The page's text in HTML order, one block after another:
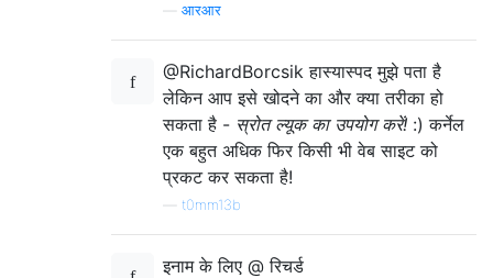
आरआर
@RichardBorcsik हास्यास्पद मुझे पता है
लेकिन आप इसे खोदने का और क्या तरीका हो
सकता है - स्रोत ल्यूक का उपयोग करें! :) कर्नेल
एक बहुत अधिक फिर किसी भी वेब साइट को
प्रकट कर सकता है!
t0mm13b
इनाम के लिए @ रिचर्ड